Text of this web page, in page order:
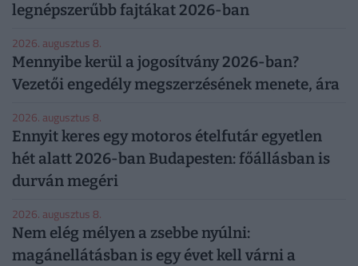
legnépszerűbb fajtákat 2026-ban
2026. augusztus 8.
Mennyibe kerül a jogosítvány 2026-ban?
Vezetői engedély megszerzésének menete, ára
2026. augusztus 8.
Ennyit keres egy motoros ételfutár egyetlen
hét alatt 2026-ban Budapesten: főállásban is
durván megéri
2026. augusztus 8.
Nem elég mélyen a zsebbe nyúlni:
magánellátásban is egy évet kell várni a